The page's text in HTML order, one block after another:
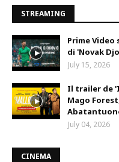
STREAMING
Prime
di 'Novak
July 15, 2026
Il trailer de
Mago
July 04, 2026
CINEMA